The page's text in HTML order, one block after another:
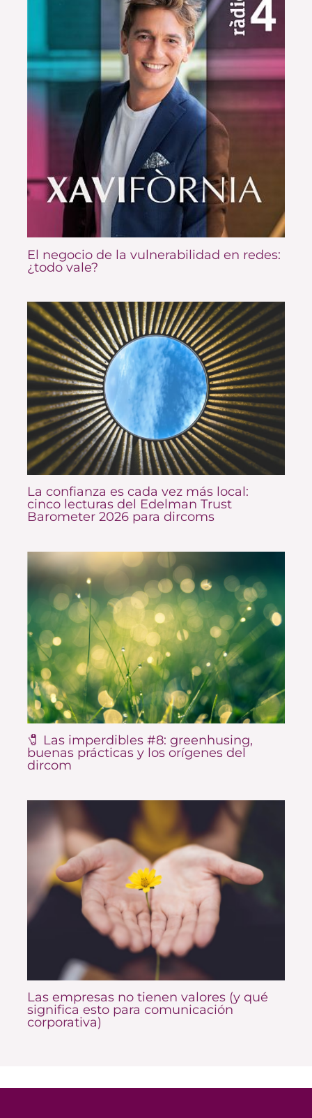
El negocio de la vulnerabilidad en redes:
¿todo vale?
La confianza es cada vez más local:
cinco lecturas del Edelman Trust
Barometer 2026 para dircoms
🧷 Las imperdibles #8: greenhusing,
buenas prácticas y los orígenes del
dircom
Las empresas no tienen valores (y qué
significa esto para comunicación
corporativa)